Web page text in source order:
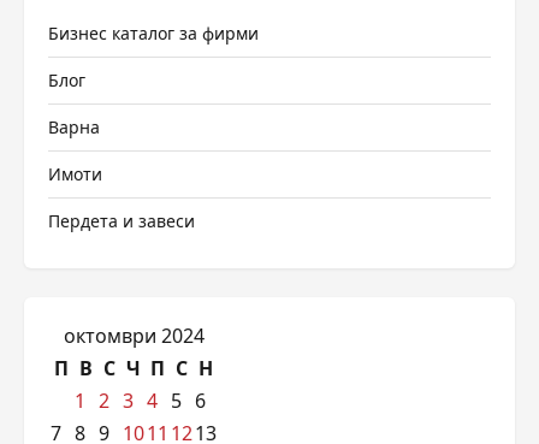
Бизнес каталог за фирми
Блог
Варна
Имоти
Пердета и завеси
октомври 2024
П В С Ч П С Н
1
2 3 4 5 6
7 8 9 1011 1213